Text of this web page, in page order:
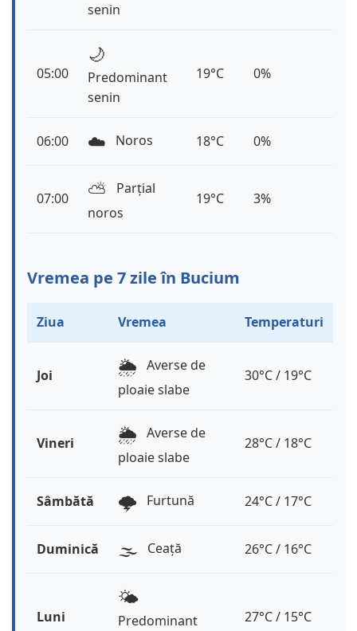
senin
05:00
🌙
Predominant
senin
19°C 0%
06:00 ☁️ Noros 18°C 0%
07:00 ⛅️
Parțial
noros
19°C 3%
Vremea pe 7 zile în Bucium
Ziua Vremea Temperaturi
Joi 🌦️ Averse de
ploaie slabe
30°C / 19°C
Vineri 🌦️ Averse de
ploaie slabe
28°C / 18°C
Sâmbătă 🌩️ Furtună 24°C / 17°C
Duminică 🌫️ Ceață 26°C / 16°C
Luni
🌤️
Predominant
27°C / 15°C